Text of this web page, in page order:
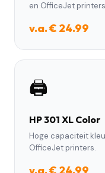
en OfficeJet
v.a. € 24.99
🖨️
HP 301 XL Color
Hoge capaciteit
OfficeJet printers.